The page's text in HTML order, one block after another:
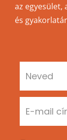
az egyesület,
és